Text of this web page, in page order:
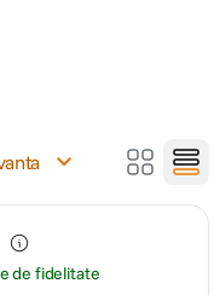
de fidelitate